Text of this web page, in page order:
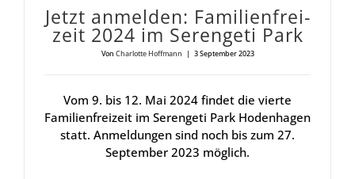
Jetzt anmel­den: Fami­li­en­frei­
zeit 2024 im Seren­ge­ti Park
Von Charlotte Hoffmann | 3 September 2023
Vom 9. bis 12. Mai 2024 findet die vierte
Familienfreizeit im Serengeti Park Hodenhagen
statt. Anmeldungen sind noch bis zum 27.
September 2023 möglich.